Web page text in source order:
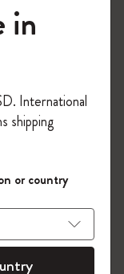
え
そ
、初回注
ます。セ
外。
限定オフ
インスピ
ょう。
in
International
shipping
or country